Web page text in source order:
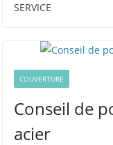
SERVICE
COUVERTURE
Conseil de
acier